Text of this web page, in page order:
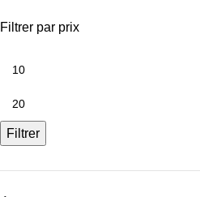
Filtrer par prix
Filtrer